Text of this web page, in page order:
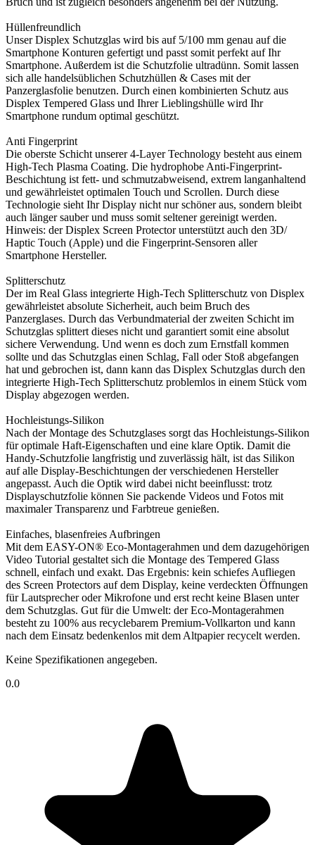
Hüllenfreundlich
Unser Displex Schutzglas wird bis auf 5/100 mm genau auf die
Smartphone Konturen gefertigt und passt somit perfekt auf Ihr
Smartphone. Außerdem ist die Schutzfolie ultradünn. Somit lassen
sich alle handelsüblichen Schutzhüllen & Cases mit der
Panzerglasfolie benutzen. Durch einen kombinierten Schutz aus
Displex Tempered Glass und Ihrer Lieblingshülle wird Ihr
Smartphone rundum optimal geschützt.
Anti Fingerprint
Die oberste Schicht unserer 4-Layer Technology besteht aus einem
High-Tech Plasma Coating. Die hydrophobe Anti-Fingerprint-
Beschichtung ist fett- und schmutzabweisend, extrem langanhaltend
und gewährleistet optimalen Touch und Scrollen. Durch diese
Technologie sieht Ihr Display nicht nur schöner aus, sondern bleibt
auch länger sauber und muss somit seltener gereinigt werden.
Hinweis: der Displex Screen Protector unterstützt auch den 3D/
Haptic Touch (Apple) und die Fingerprint-Sensoren aller
Smartphone Hersteller.
Splitterschutz
Der im Real Glass integrierte High-Tech Splitterschutz von Displex
gewährleistet absolute Sicherheit, auch beim Bruch des
Panzerglases. Durch das Verbundmaterial der zweiten Schicht im
Schutzglas splittert dieses nicht und garantiert somit eine absolut
sichere Verwendung. Und wenn es doch zum Ernstfall kommen
sollte und das Schutzglas einen Schlag, Fall oder Stoß abgefangen
hat und gebrochen ist, dann kann das Displex Schutzglas durch den
integrierte High-Tech Splitterschutz problemlos in einem Stück vom
Display abgezogen werden.
Hochleistungs-Silikon
Nach der Montage des Schutzglases sorgt das Hochleistungs-Silikon
für optimale Haft-Eigenschaften und eine klare Optik. Damit die
Handy-Schutzfolie langfristig und zuverlässig hält, ist das Silikon
auf alle Display-Beschichtungen der verschiedenen Hersteller
angepasst. Auch die Optik wird dabei nicht beeinflusst: trotz
Displayschutzfolie können Sie packende Videos und Fotos mit
maximaler Transparenz und Farbtreue genießen.
Einfaches, blasenfreies Aufbringen
Mit dem EASY-ON® Eco-Montagerahmen und dem dazugehörigen
Video Tutorial gestaltet sich die Montage des Tempered Glass
schnell, einfach und exakt. Das Ergebnis: kein schiefes Aufliegen
des Screen Protectors auf dem Display, keine verdeckten Öffnungen
für Lautsprecher oder Mikrofone und erst recht keine Blasen unter
dem Schutzglas. Gut für die Umwelt: der Eco-Montagerahmen
besteht zu 100% aus recyclebarem Premium-Vollkarton und kann
nach dem Einsatz bedenkenlos mit dem Altpapier recycelt werden.
Keine Spezifikationen angegeben.
0.0